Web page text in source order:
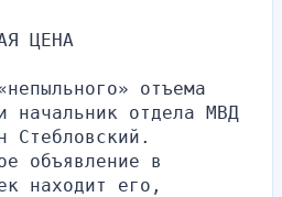
ЦЕНА
отъема
начальник отдела МВД
Стебловский.
объявление в
находит его,